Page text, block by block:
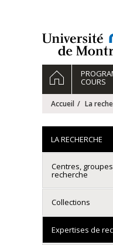
Navigation
principale
ACCUEIL
COURS
Accueil La
LA RECHERCHE
Centres,
recherche
Collections
Expertises de